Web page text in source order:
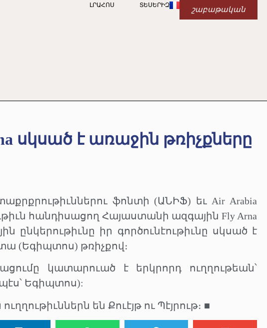
ԼՐԱՀՈՍ ՏԵՍԵՐԻԶ
շաբաթական
սկսած է առաջին թռիչքները
ֆոնտի (ԱՆԻՖ) եւ Air Arabia
հանդիսացող Հայաստանի ազգային Fly Arna
ընկերութիւնը իր գործունէութիւնը սկսած է
(Եգիպտոս) թռիչքով։
կատարուած է երկրորդ ուղղութեան՝
Եգիպտոս):
են Քուէյթ ու Պէյրութ։ ■